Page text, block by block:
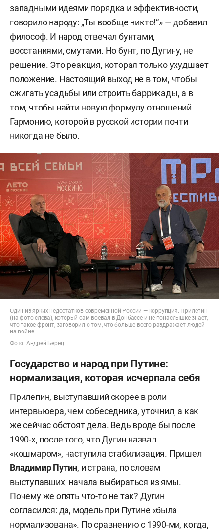
западными идеями порядка и эффективности,
говорило народу: „Ты вообще никто!“» — добавил
философ. И народ отвечал бунтами,
восстаниями, смутами. Но бунт, по Дугину, не
решение. Это реакция, которая только ухудшает
положение. Настоящий выход не в том, чтобы
сжигать усадьбы или строить баррикады, а в
том, чтобы найти новую формулу отношений.
Гармонию, которой в русской истории почти
никогда не было.
Один из ярких недостатков современной России — коррупция. Прилепин
(на фото слева), который сам воевал в Донбассе и не понаслышке знает,
что такое фронт, заговорил о том, что больше всего раздражает людей
на войне
Фото: Андрей Берец
Государство и народ при Путине:
нормализация, которая исчерпала себя
Прилепин, выступавший скорее в роли
интервьюера, чем собеседника, уточнил, а как
же сейчас обстоят дела. Ведь вроде бы после
1990-х, после того, что Дугин назвал
«кошмаром», наступила стабилизация. Пришел
Владимир Путин, и страна, по словам
выступавших, начала выбираться из ямы.
Почему же опять что-то не так? Дугин
согласился: да, модель при Путине «была
нормализована». По сравнению с 1990-ми, когда,